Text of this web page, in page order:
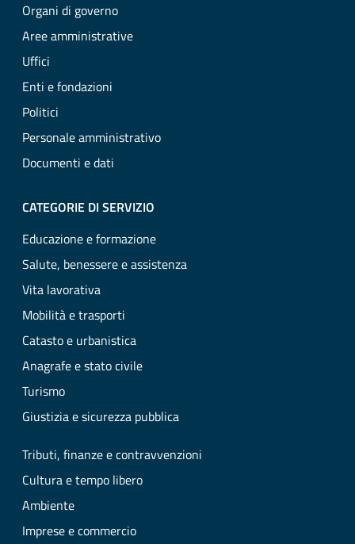
Organi di governo
Aree amministrative
Uffici
Enti e fondazioni
Politici
Personale amministrativo
Documenti e dati
CATEGORIE DI SERVIZIO
Educazione e formazione
Salute, benessere e assistenza
Vita lavorativa
Mobilità e trasporti
Catasto e urbanistica
Anagrafe e stato civile
Turismo
Giustizia e sicurezza pubblica
Tributi, finanze e contravvenzioni
Cultura e tempo libero
Ambiente
Imprese e commercio